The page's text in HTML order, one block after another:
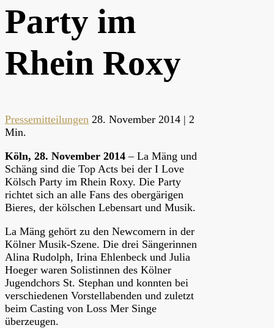
Party im
Rhein Roxy
Pressemitteilungen 28. November 2014 | 2
Min.
Köln, 28. November 2014 – La Mäng und
Schäng sind die Top Acts bei der I Love
Kölsch Party im Rhein Roxy. Die Party
richtet sich an alle Fans des obergärigen
Bieres, der kölschen Lebensart und Musik.
La Mäng gehört zu den Newcomern in der
Kölner Musik-Szene. Die drei Sängerinnen
Alina Rudolph, Irina Ehlenbeck und Julia
Hoeger waren Solistinnen des Kölner
Jugendchors St. Stephan und konnten bei
verschiedenen Vorstellabenden und zuletzt
beim Casting von Loss Mer Singe
überzeugen.